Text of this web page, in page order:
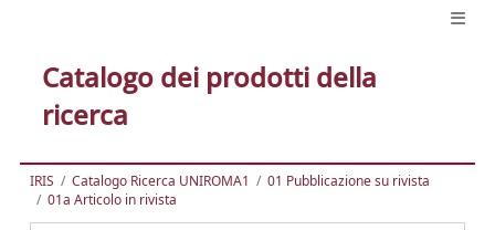
Catalogo dei prodotti della
ricerca
IRIS Catalogo Ricerca UNIROMA1
01 Pubblicazione su rivista
01a Articolo in rivista